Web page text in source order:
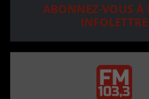
ABONNEZ-VOUS À
INFOLETTRE